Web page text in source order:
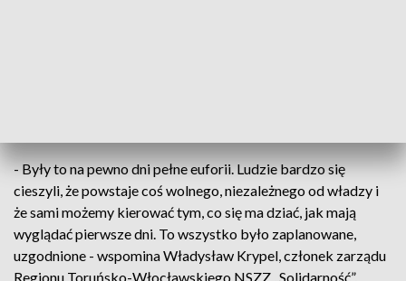
- Były to na pewno dni pełne euforii. Ludzie bardzo się
cieszyli, że powstaje coś wolnego, niezależnego od władzy i
że sami możemy kierować tym, co się ma dziać, jak mają
wyglądać pierwsze dni. To wszystko było zaplanowane,
uzgodnione - wspomina Władysław Krypel, członek zarządu
Regionu Toruńsko-Włocławskiego NSZZ „Solidarność”.